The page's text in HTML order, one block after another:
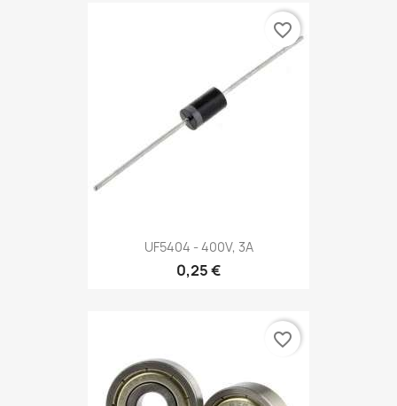
UF5404 - 400V, 3A
0,25 €
favorite_border
favorite_border